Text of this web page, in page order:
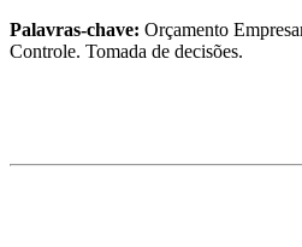
Palavras-chave: Orçamento
Controle. Tomada de decisões.